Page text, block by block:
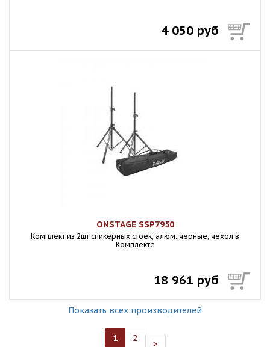
4 050 руб
ONSTAGE SSP7950
Комплект из 2шт.спикерных стоек, алюм.,черные, чехол в
Комплекте
18 961 руб
Показать всех производителей
1 2
>